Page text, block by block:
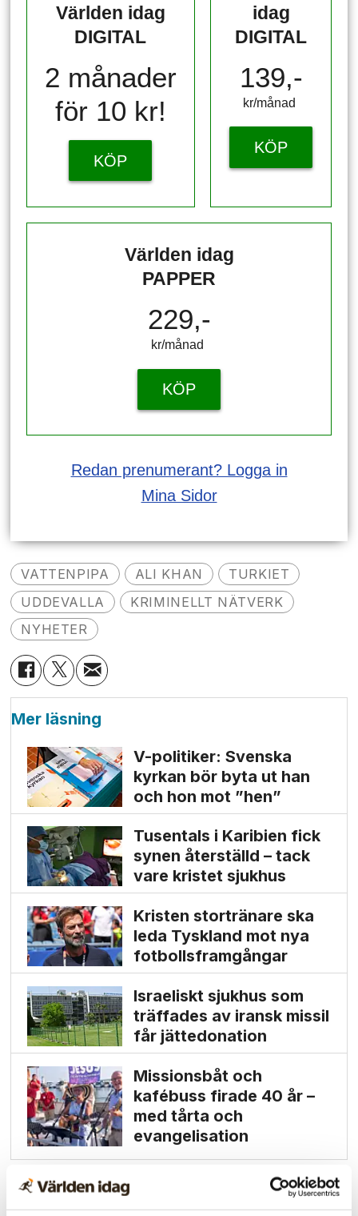
Världen idag
DIGITAL
2 månader
för 10 kr!
KÖP
idag
DIGITAL
139,-
kr/månad ​​​​​​
KÖP
Världen idag
PAPPER
229,-
kr/månad ​​​​​​
KÖP
Redan prenumerant? Logga in
Mina Sidor
VATTENPIPA ALI KHAN
TURKIET
UDDEVALLA
KRIMINELLT NÄTVERK
NYHETER
Mer läsning
V-politiker: Svenska
kyrkan bör byta ut han
och hon mot ”hen”
Tusentals i Karibien fick
synen återställd – tack
vare kristet sjukhus
Kristen stortränare ska
leda Tyskland mot nya
fotbolls­­framgångar
Israeliskt sjukhus som
träffades av iransk missil
får jätte­donation
Missionsbåt och
kafébuss firade 40 år –
med tårta och
evangelisation